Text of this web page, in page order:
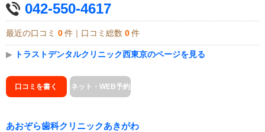
042-550-4617
最近の口コミ 0 件｜口コミ総数 0 件
▶ トラストデンタルクリニック西東京のページを見る
口コミを書く ネット・WEB予約
あおぞら歯科クリニックあきがわ